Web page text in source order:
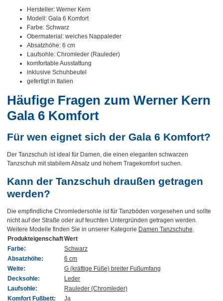
Hersteller: Werner Kern
Modell: Gala 6 Komfort
Farbe: Schwarz
Obermaterial: weiches Nappaleder
Absatzhöhe: 6 cm
Laufsohle: Chromleder (Rauleder)
komfortable Ausstattung
inklusive Schuhbeutel
gefertigt in Italien
Häufige Fragen zum Werner Kern
Gala 6 Komfort
Für wen eignet sich der Gala 6 Komfort?
Der Tanzschuh ist ideal für Damen, die einen eleganten schwarzen
Tanzschuh mit stabilem Absatz und hohem Tragekomfort suchen.
Kann der Tanzschuh draußen getragen
werden?
Die empfindliche Chromledersohle ist für Tanzböden vorgesehen und sollte
nicht auf der Straße oder auf feuchten Untergründen getragen werden.
Weitere Modelle finden Sie in unserer Kategorie Damen Tanzschuhe.
ProdukteigenschaftWert
Farbe:
Schwarz
Absatzhöhe:
6 cm
Weite:
G (kräftige Füße) breiter Fußumfang
Decksohle:
Leder
Laufsohle:
Rauleder (Chromleder)
Komfort Fußbett:
Ja